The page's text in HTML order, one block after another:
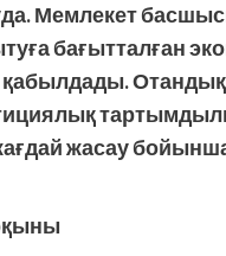
Мемлекет
бағытталған
Отандық
жағдай жасау